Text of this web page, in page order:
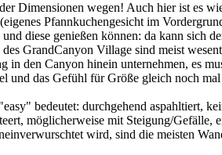
Dimensionen wegen! Auch hier ist es
Pfannkuchengesicht im
diese genießen können: da kann sich
GrandCanyon Village sind meist
den Canyon hinein unternehmen, es
das Gefühl für Größe gleich noch
bedeutet: durchgehend aspahltiert,
möglicherweise mit Steigung/
wird, sind die meisten